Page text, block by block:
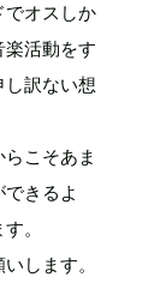
でオスしか
活動をす
訳ない想
こそあま
きるよ
。
します。